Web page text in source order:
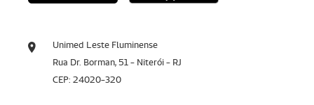
Unimed Leste Fluminense
Rua Dr. Borman, 51 - Niterói - RJ
CEP: 24020-320